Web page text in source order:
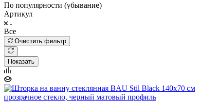
По популярности (убывание)
Артикул
Все
Очистить фильтр
Показать